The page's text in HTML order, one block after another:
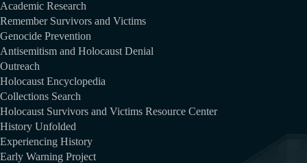
Academic Research
Remember Survivors and Victims
Genocide Prevention
Antisemitism and Holocaust Denial
Outreach
Holocaust Encyclopedia
Collections Search
Holocaust Survivors and Victims Resource Center
History Unfolded
Experiencing History
Early Warning Project